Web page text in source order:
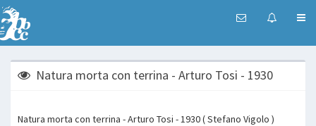
Natura morta con terrina - Arturo Tosi - 1930
Natura morta con terrina - Arturo Tosi - 1930 ( Stefano Vigolo )